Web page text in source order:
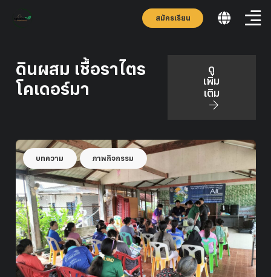
สมัครเรียน
ดินผสม เชื้อราไตร
โคเดอร์มา
ดู
เพิ่ม
เติม
บทความ ภาพกิจกรรม